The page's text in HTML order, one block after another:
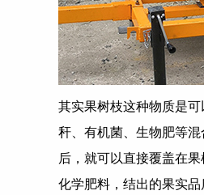
其实果树枝这种物质是
秆、有机菌、生物肥等
后，就可以直接覆盖在
化学肥料，结出的果实品